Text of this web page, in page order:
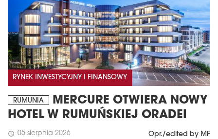
RYNEK INWESTYCYJNY I FINANSOWY
RUMUNIA
MERCURE OTWIERA NOWY
HOTEL W RUMUŃSKIEJ ORADEI
schedule 05 sierpnia 2026 Opr./edited by MF